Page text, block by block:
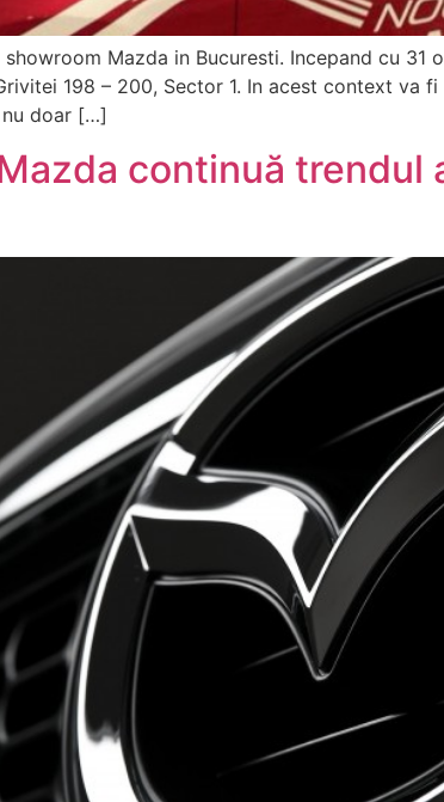
Mazda in Bucuresti. Incepand cu
198 – 200, Sector 1. In acest context va
doar […]
continuă trendul